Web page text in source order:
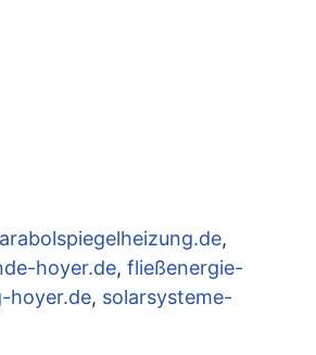
,
hoyer.de, fließenergie-
hoyer.de, solarsysteme-